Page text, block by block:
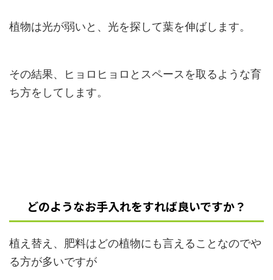
植物は光が弱いと、光を探して葉を伸ばします。
その結果、ヒョロヒョロとスペースを取るような育
ち方をしてします。
どのようなお手入れをすれば良いですか？
植え替え、肥料はどの植物にも言えることなのでや
る方が多いですが